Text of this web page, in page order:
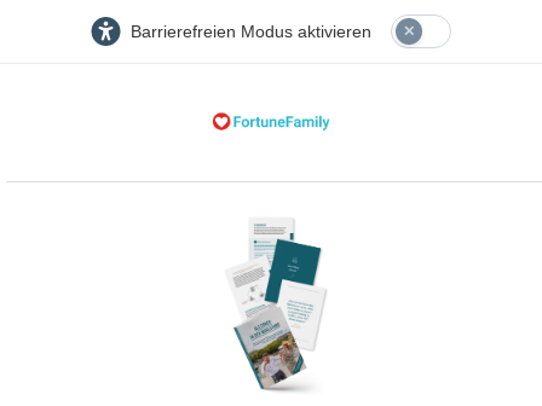
Barrierefreien Modus aktivieren